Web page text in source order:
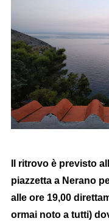
Il ritrovo è previsto
piazzetta a Nerano
alle ore 19,00
ormai noto a tutti)